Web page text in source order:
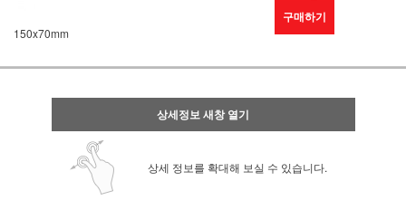
150x70mm
구매하기
상세정보 새창 열기
상세 정보를 확대해 보실 수 있습니다.